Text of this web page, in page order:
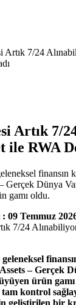
Artık 7/24
Artık 7/
ile RWA
finansın
Gerçek Dünya
gamı oldu.
: 09 Temmuz
– Gerçek
ürün
tam kontrol
geliştirilen bir